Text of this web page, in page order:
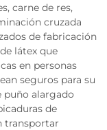
carne de res,
cruzada
de fabricación
látex que
en personas
seguros para su
puño alargado
de
transportar